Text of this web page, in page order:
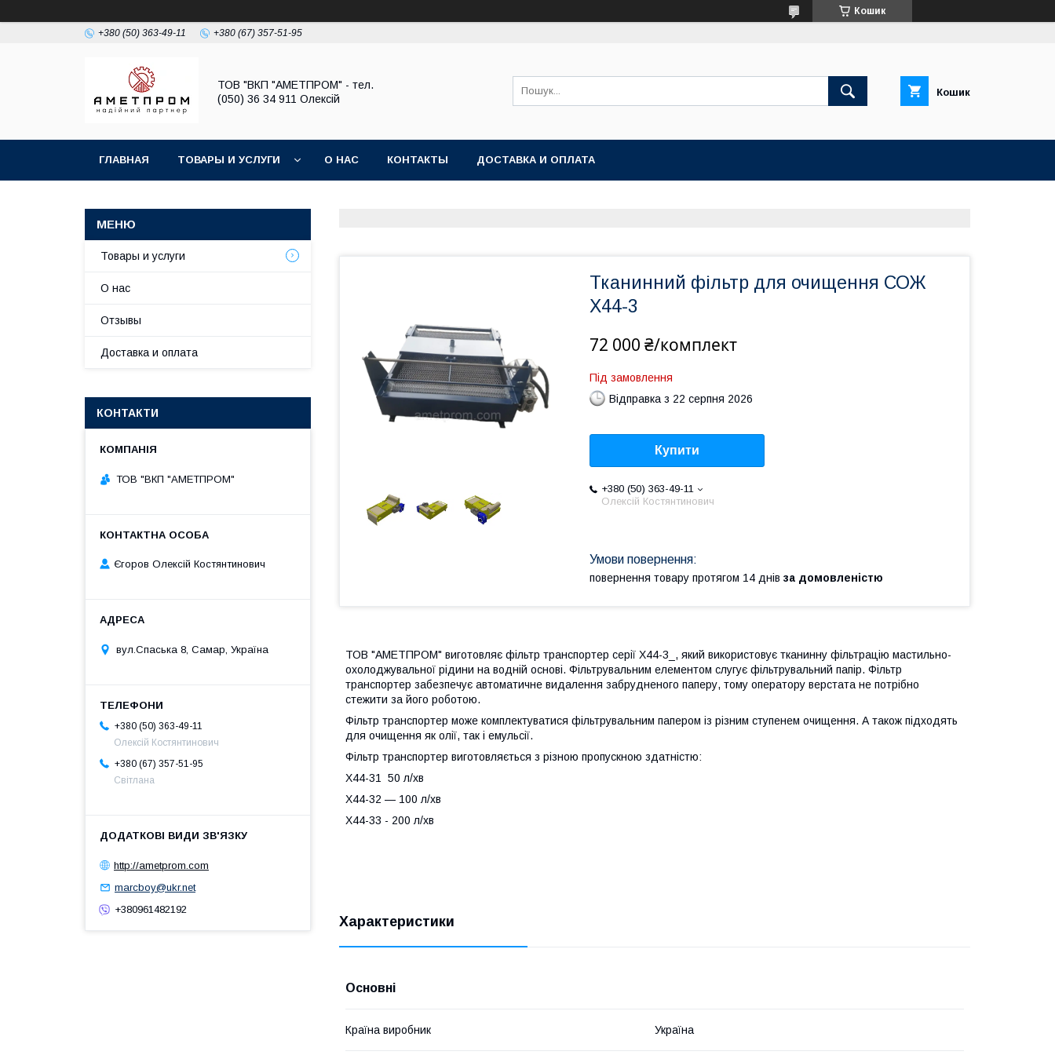
Кошик
+380 (50) 363-49-11 +380 (67) 357-51-95
ТОВ "ВКП "АМЕТПРОМ" - тел.
(050) 36 34 911 Олексій
Кошик
ГЛАВНАЯ ТОВАРЫ И УСЛУГИ О НАС КОНТАКТЫ ДОСТАВКА И ОПЛАТА
Тканинний фільтр для очищення СОЖ
Х44-3
72 000 ₴/комплект
Під замовлення
Відправка з 22 серпня 2026
Купити
+380 (50) 363-49-11
Олексій Костянтинович
повернення товару протягом 14 днів за домовленістю
ТОВ "АМЕТПРОМ" виготовляє фільтр транспортер серії Х44-3_, який використовує тканинну фільтрацію мастильно-
охолоджувальної рідини на водній основі. Фільтрувальним елементом слугує фільтрувальний папір. Фільтр
транспортер забезпечує автоматичне видалення забрудненого паперу, тому оператору верстата не потрібно
стежити за його роботою.
Фільтр транспортер може комплектуватися фільтрувальним папером із різним ступенем очищення. А також підходять
для очищення як олії, так і емульсії.
Фільтр транспортер виготовляється з різною пропускною здатністю:
Х44-31 50 л/хв
Х44-32 — 100 л/хв
Х44-33 - 200 л/хв
Характеристики
Основні
Країна виробник Україна
Товары и услуги
О нас
Отзывы
Доставка и оплата
КОНТАКТИ
ТОВ "ВКП "АМЕТПРОМ"
Єгоров Олексій Костянтинович
вул.Спаська 8, Самар, Україна
+380 (50) 363-49-11
Олексій Костянтинович
+380 (67) 357-51-95
Світлана
http://ametprom.com
marcboy@ukr.net
+380961482192